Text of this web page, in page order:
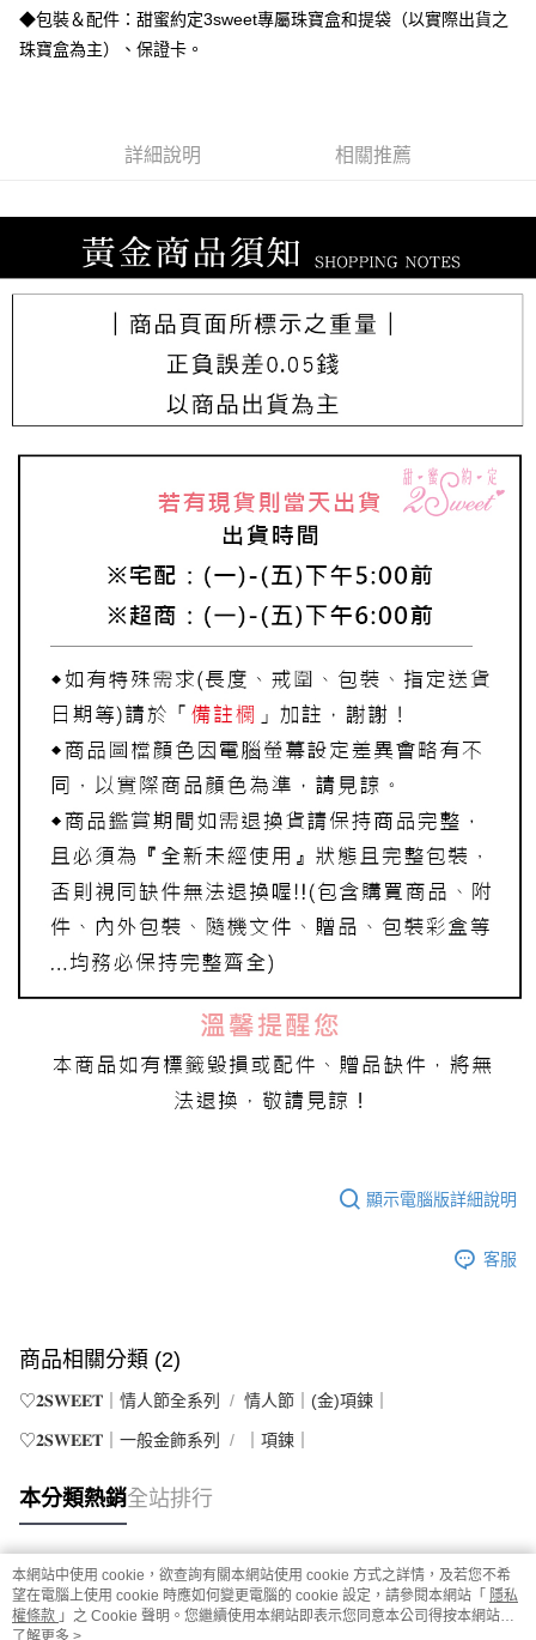
◆包裝＆配件：甜蜜約定3sweet專屬珠寶盒和提袋（以實際出貨之
珠寶盒為主）、保證卡。
詳細說明 相關推薦
顯示電腦版詳細說明
客服
商品相關分類 (2)
♡𝟐𝐒𝐖𝐄𝐄𝐓｜情人節全系列 情人節｜(金)項鍊｜
♡𝟐𝐒𝐖𝐄𝐄𝐓｜一般金飾系列 ｜項鍊｜
本分類熱銷全站排行
熱門標籤
本網站中使用 cookie，欲查詢有關本網站使用 cookie 方式之詳情，及若您不希
望在電腦上使用 cookie 時應如何變更電腦的 cookie 設定，請參閱本網站「 隱私
權條款 」之 Cookie 聲明。您繼續使用本網站即表示您同意本公司得按本網站使
用條款之 Cookie 聲明使用 cookie。
了解更多 >